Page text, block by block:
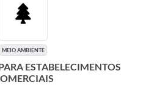
MEIO AMBIENTE
ESTABELECIMENTOS